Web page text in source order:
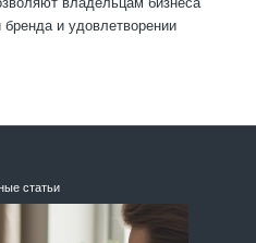
бренда и удовлетворении
статьи